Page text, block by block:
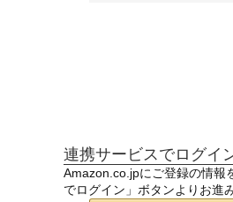
連携サービスでログイ
Amazon.co.jpにご登録の情報
でログイン」ボタンよりお進